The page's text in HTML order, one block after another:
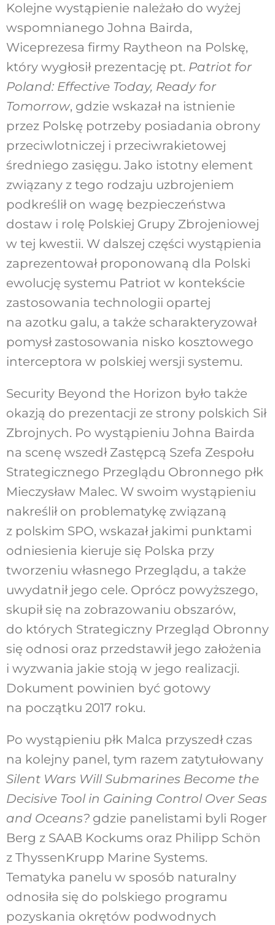
Kolejne wystąpienie należało do wyżej
wspomnianego Johna Bairda,
Wiceprezesa firmy Raytheon na Polskę,
który wygłosił prezentację pt. Patriot for
Poland: Effective Today, Ready for
Tomorrow, gdzie wskazał na istnienie
przez Polskę potrzeby posiadania obrony
przeciwlotniczej i przeciwrakietowej
średniego zasięgu. Jako istotny element
związany z tego rodzaju uzbrojeniem
podkreślił on wagę bezpieczeństwa
dostaw i rolę Polskiej Grupy Zbrojeniowej
w tej kwestii. W dalszej części wystąpienia
zaprezentował proponowaną dla Polski
ewolucję systemu Patriot w kontekście
zastosowania technologii opartej
na azotku galu, a także scharakteryzował
pomysł zastosowania nisko kosztowego
interceptora w polskiej wersji systemu.
Security Beyond the Horizon było także
okazją do prezentacji ze strony polskich Sił
Zbrojnych. Po wystąpieniu Johna Bairda
na scenę wszedł Zastępcą Szefa Zespołu
Strategicznego Przeglądu Obronnego płk
Mieczysław Malec. W swoim wystąpieniu
nakreślił on problematykę związaną
z polskim SPO, wskazał jakimi punktami
odniesienia kieruje się Polska przy
tworzeniu własnego Przeglądu, a także
uwydatnił jego cele. Oprócz powyższego,
skupił się na zobrazowaniu obszarów,
do których Strategiczny Przegląd Obronny
się odnosi oraz przedstawił jego założenia
i wyzwania jakie stoją w jego realizacji.
Dokument powinien być gotowy
na początku 2017 roku.
Po wystąpieniu płk Malca przyszedł czas
na kolejny panel, tym razem zatytułowany
Silent Wars Will Submarines Become the
Decisive Tool in Gaining Control Over Seas
and Oceans?gdzie panelistami byli Roger
Berg z SAAB Kockums oraz Philipp Schön
z ThyssenKrupp Marine Systems.
Tematyka panelu w sposób naturalny
odnosiła się do polskiego programu
pozyskania okrętów podwodnych